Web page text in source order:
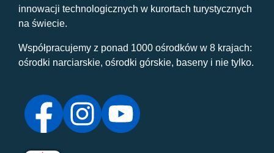
innowacji technologicznych w kurortach turystycznych
na świecie.
Współpracujemy z ponad 1000 ośrodków w 8 krajach:
ośrodki narciarskie, ośrodki górskie, baseny i nie tylko.